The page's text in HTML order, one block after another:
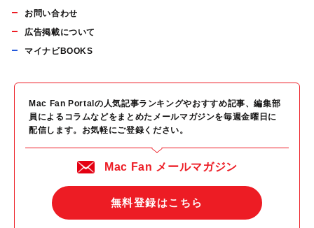
お問い合わせ
広告掲載について
マイナビBOOKS
Mac Fan Portalの人気記事ランキングやおすすめ記事、編集部
員によるコラムなどをまとめたメールマガジンを毎週金曜日に
配信します。お気軽にご登録ください。
Mac Fan メールマガジン
無料登録はこちら